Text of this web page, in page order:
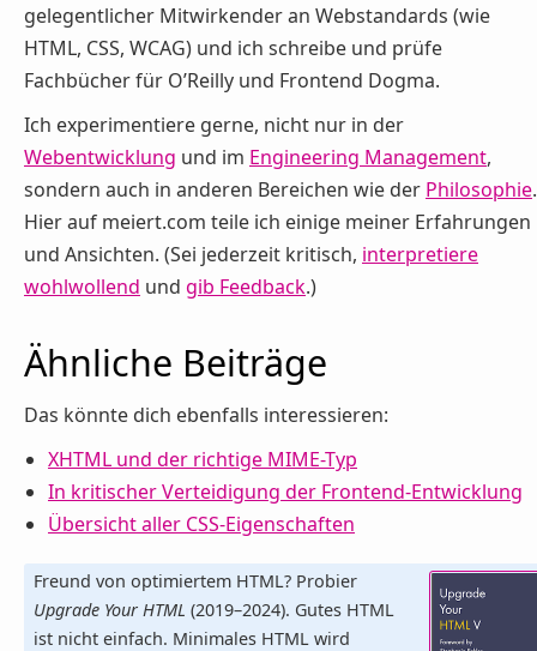
gelegentlicher Mitwirkender an Webstandards (wie
HTML, CSS, WCAG) und ich schreibe und prüfe
Fachbücher für O’Reilly und Frontend Dogma.
Ich experimentiere gerne, nicht nur in der
Webentwicklung und im Engineering Management,
sondern auch in anderen Bereichen wie der Philosophie.
Hier auf meiert.com teile ich einige meiner Erfahrungen
und Ansichten. (Sei jederzeit kritisch, interpretiere
wohlwollend und gib Feedback.)
Ähnliche Beiträge
Das könnte dich ebenfalls interessieren:
XHTML und der richtige MIME-Typ
In kritischer Verteidigung der Frontend-Entwicklung
Übersicht aller CSS-Eigenschaften
Freund von optimiertem HTML? Probier
Upgrade Your HTML (2019–2024). Gutes HTML
ist nicht einfach. Minimales HTML wird